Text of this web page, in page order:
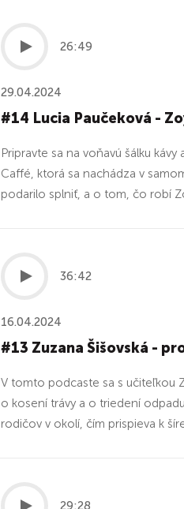
26:49
29.04.2024
#14 Lucia Paučeková -
Pripravte sa na voňavú šálku
Caffé, ktorá sa nachádza v
podarilo splniť, a o tom, čo robí
36:42
16.04.2024
#13 Zuzana Šišovská -
V tomto podcaste sa s učiteľkou
o kosení trávy a o triedení
rodičov v okolí, čím prispieva k
29:28